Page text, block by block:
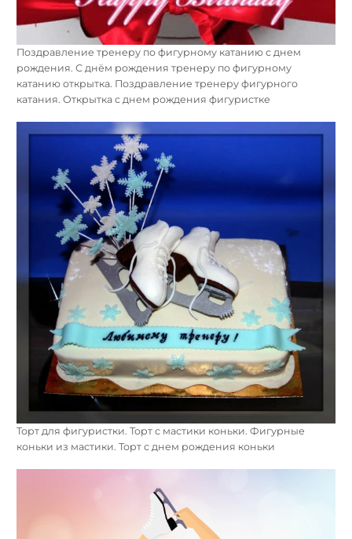
Поздравление тренеру по фигурному катанию с днем
рождения. С днём рождения тренеру по фигурному
катанию открытка. Поздравление тренеру фигурного
катания. Открытка с днем рождения фигуристке
Торт для фигуристки. Торт с мастики коньки. Фигурные
коньки из мастики. Торт с днем рождения коньки